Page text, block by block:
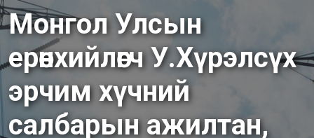
Монгол Улсын
ерөнхийлөгч У.Хүрэлсүх
эрчим хүчний
салбарын ажилтан,